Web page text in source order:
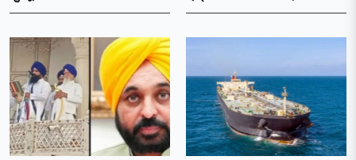
डॉ. मोहनजी भागवत
मृत्यू, इराण-अमेरिकेत आरोप-प्रत्यारोप